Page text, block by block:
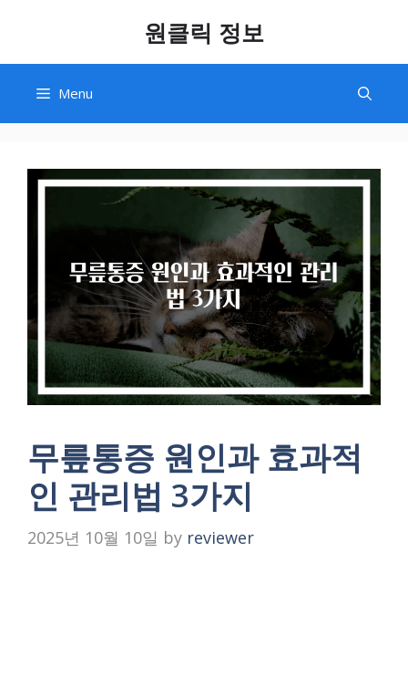
content
원클릭 정보
Menu
무릎통증 원인과 효과적
인 관리법 3가지
2025년 10월 10일 by reviewer